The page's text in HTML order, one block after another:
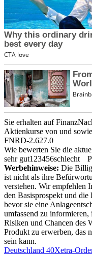
Sie erhalten auf
Aktienkurse von und
FNRD-2.627.0
Wie bewerten Sie die
sehr gut1 23456schlecht
Werbehinweise: Die
ist nicht als ihre
verstehen. Wir empfehlen
den Basisprospekt und
bevor sie eine
umfassend zu informieren,
Risiken und Chancen des
Produkt zu erwerben, das
sein kann.
Deutschland 40Xetra-